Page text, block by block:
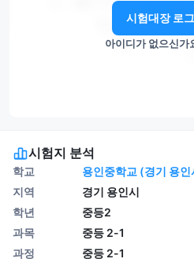
시험대장 로
아이디가 없으신가
시험지 분석
학교
용인중학교 (경기 용인
지역
경기 용인시
학년
중등2
과목
중등 2-1
과정
중등 2-1